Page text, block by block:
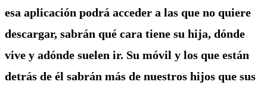
esa aplicación podrá acceder a las que no quiere
descargar, sabrán qué cara tiene su hija, dónde
vive y adónde suelen ir. Su móvil y los que están
detrás de él sabrán más de nuestros hijos que sus